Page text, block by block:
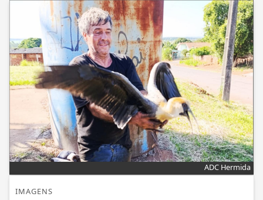
ADC Hermida
IMAGENS